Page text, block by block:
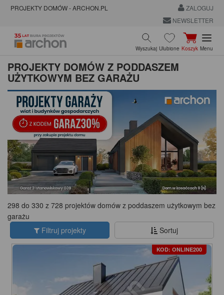
PROJEKTY DOMÓW - ARCHON.PL
ZALOGUJ
NEWSLETTER
Wyszukaj Ulubione Koszyk Menu
PROJEKTY DOMÓW Z PODDASZEM
UŻYTKOWYM BEZ GARAŻU
298 do 330 z 728 projektów domów z poddaszem użytkowym bez
garażu
Filtruj projekty
Sortuj
KOD: ONLINE200